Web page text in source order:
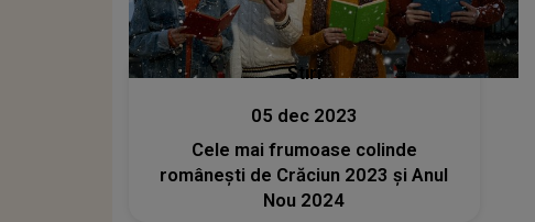
Stiri
05 dec 2023
Cele mai frumoase colinde
românești de Crăciun 2023 și Anul
Nou 2024